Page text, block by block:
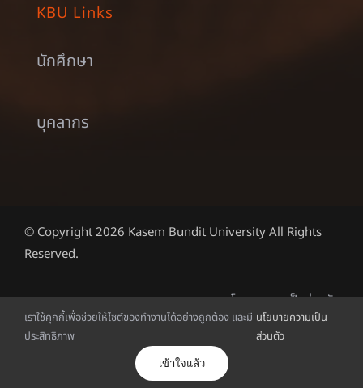
KBU Links
นักศึกษา
บุคลากร
© Copyright 2026 Kasem Bundit University All Rights
Reserved.
นโยบายความเป็นส่วนตัว
เราใช้คุกกี้เพื่อช่วยให้ไซต์ของทำงานได้อย่างถูกต้อง และมี
ประสิทธิภาพ
นโยบายความเป็น
ส่วนตัว
เข้าใจแล้ว
ไทย